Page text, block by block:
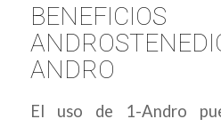
ANDRO
El uso de 1-Andro